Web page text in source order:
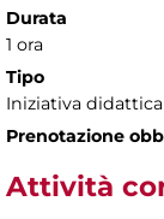
Durata
1 ora
Tipo
Iniziativa didattica
Prenotazione
Attività